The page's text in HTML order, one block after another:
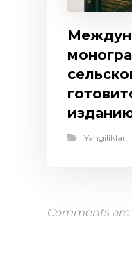
Yangiliklar
Comments are